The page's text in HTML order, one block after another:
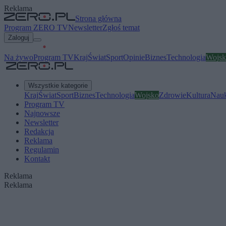
Reklama
Strona główna
Program ZERO TVNewsletterZgłoś temat
Zaloguj
Na żywoProgram TVKrajŚwiatSportOpinieBiznesTechnologia
Wszystkie kategorie
KrajŚwiatSportBiznesTechnologiaWojskoZdrowieKultura
Program TV
Najnowsze
Newsletter
Redakcja
Reklama
Regulamin
Kontakt
Reklama
Reklama